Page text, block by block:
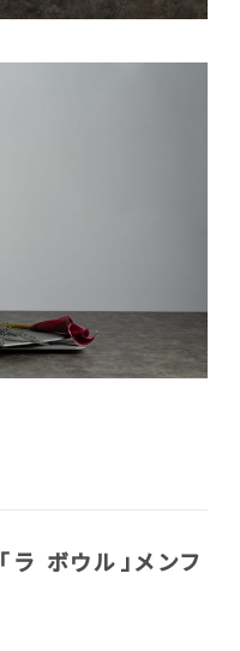
ボウル」メンフ